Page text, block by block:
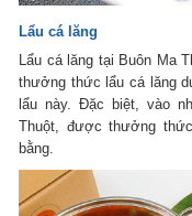
Lẩu cá lăng
Lẩu cá lăng tại Buôn Ma
thưởng thức lẩu cá lăng
lẩu này. Đặc biệt, vào
Thuột, được thưởng
bằng.